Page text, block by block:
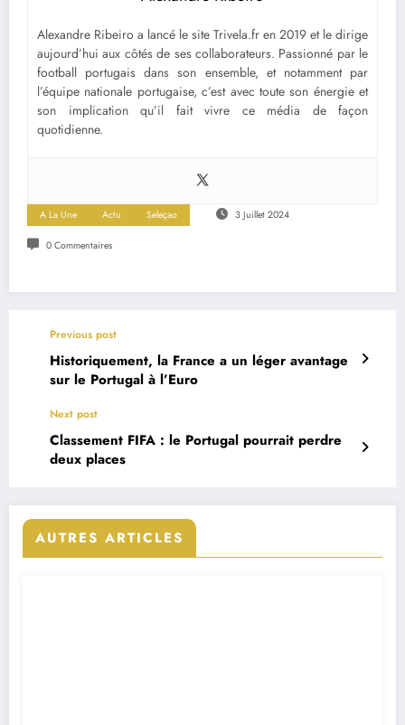
Alexandre Ribeiro a lancé le site Trivela.fr en 2019 et le dirige
aujourd’hui aux côtés de ses collaborateurs. Passionné par le
football portugais dans son ensemble, et notamment par
l’équipe nationale portugaise, c’est avec toute son énergie et
son implication qu’il fait vivre ce média de façon
quotidienne.
A La Une Actu Seleçao 3 Juillet 2024
0 Commentaires
Previous post
Historiquement, la France a un léger avantage
sur le Portugal à l’Euro
Next post
Classement FIFA : le Portugal pourrait perdre
deux places
AUTRES ARTICLES